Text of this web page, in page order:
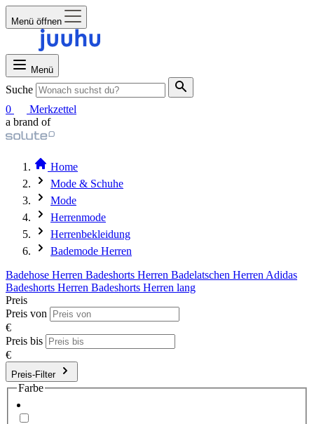
Menü öffnen
Menü
Suche
0
Merkzettel
a brand of
Home
Mode & Schuhe
Mode
Herrenmode
Herrenbekleidung
Bademode Herren
Badehose Herren Badeshorts Herren Badelatschen Herren Adidas
Badeshorts Herren Badeshorts Herren lang
Preis
Preis von
€
Preis bis
€
Preis-Filter
Farbe